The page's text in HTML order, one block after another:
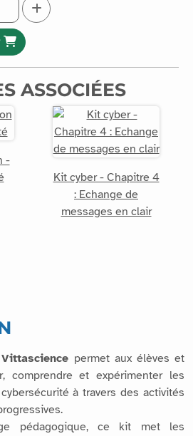
ASSOCIÉES
-
Kit cyber - Chapitre 4
: Echange de
messages en clair
permet aux élèves et
comprendre et expérimenter les
à travers des activités
pédagogique, ce kit met les